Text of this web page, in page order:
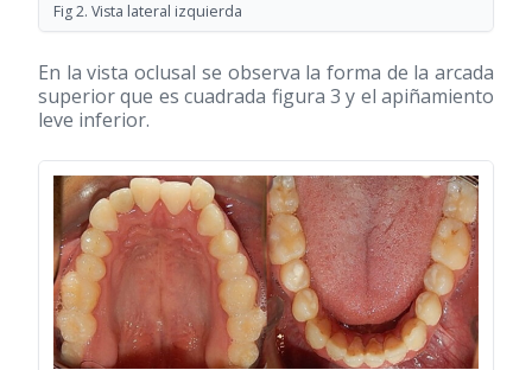
Fig 2. Vista lateral izquierda
En la vista oclusal se observa la forma de la arcada
superior que es cuadrada figura 3 y el apiñamiento
leve inferior.